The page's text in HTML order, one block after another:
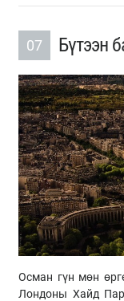
07 Бүтээн
Осман гүн мөн
Лондоны Хайд